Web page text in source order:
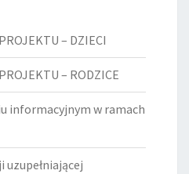
– DZIECI
– RODZICE
informacyjnym w ramach
uzupełniającej